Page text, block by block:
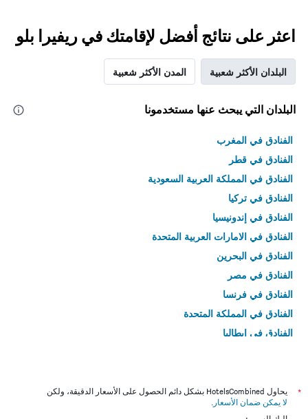
اعثر على نتائج أفضل لإقامتك في ريفيرا بلو
البلدان الأكثر شعبية المدن الأكثر شعبية
البلدان التي يبحث عنها مستخدمونا
الفنادق في المغرب
الفنادق في قطر
الفنادق في المملكة العربية السعودية
الفنادق في تركيا
الفنادق في إندونيسيا
الفنادق في الامارات العربية المتحدة
الفنادق في البحرين
الفنادق في مصر
الفنادق في فرنسا
الفنادق في المملكة المتحدة
الفنادق في إيطاليا
*
يحاول HotelsCombined بشكل دائم الحصول على الأسعار الدقيقة، ولكن
لا يمكن ضمان الأسعار .